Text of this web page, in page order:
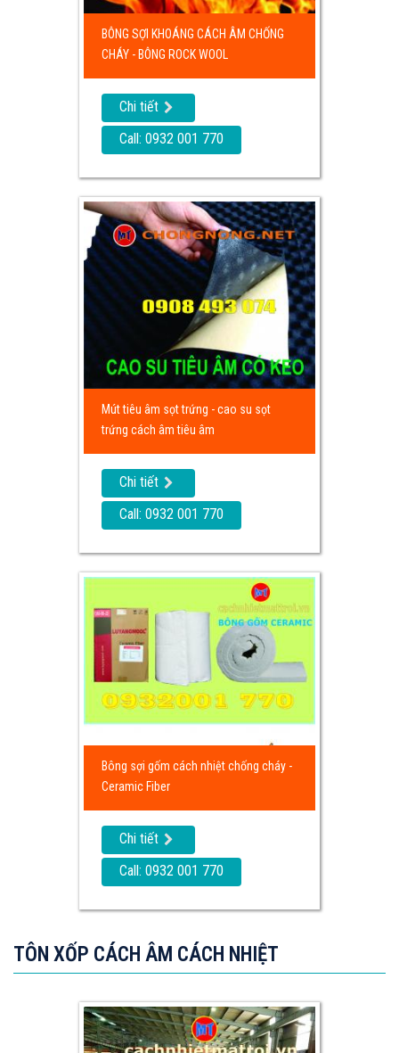
BÔNG SỢI KHOÁNG CÁCH ÂM CHỐNG
CHÁY - BÔNG ROCK WOOL
Chi tiết
Call: 0932 001 770
Mút tiêu âm sọt trứng - cao su sọt
trứng cách âm tiêu âm
Chi tiết
Call: 0932 001 770
Bông sợi gốm cách nhiệt chống cháy -
Ceramic Fiber
Chi tiết
Call: 0932 001 770
TÔN XỐP CÁCH ÂM CÁCH NHIỆT